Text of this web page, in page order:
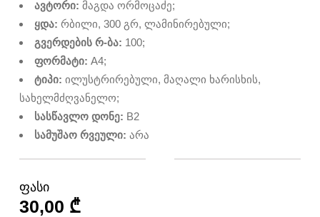
ავტორი: მაგდა ორმოცაძე;
ყდა: რბილი, 300 გრ, ლამინირებული;
გვერდების რ-ბა: 100;
ფორმატი: A4;
ტიპი: ილუსტრირებული, მაღალი ხარისხის,
სახელმძღვანელო;
სასწავლო დონე: B2
სამუშაო რვეული: არა
ფასი
30,00 ₾